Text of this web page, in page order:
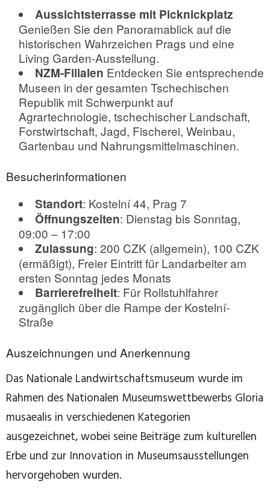
Aussichtsterrasse mit Picknickplatz
Genießen Sie den Panoramablick auf die
historischen Wahrzeichen Prags und eine
Living Garden-Ausstellung.
NZM-Filialen Entdecken Sie entsprechende
Museen in der gesamten Tschechischen
Republik mit Schwerpunkt auf
Agrartechnologie, tschechischer Landschaft,
Forstwirtschaft, Jagd, Fischerei, Weinbau,
Gartenbau und Nahrungsmittelmaschinen.
Besucherinformationen
Standort: Kostelní 44, Prag 7
Öffnungszeiten: Dienstag bis Sonntag,
09:00 – 17:00
Zulassung: 200 CZK (allgemein), 100 CZK
(ermäßigt), Freier Eintritt für Landarbeiter am
ersten Sonntag jedes Monats
Barrierefreiheit: Für Rollstuhlfahrer
zugänglich über die Rampe der Kostelní-
Straße
Auszeichnungen und Anerkennung
Das Nationale Landwirtschaftsmuseum wurde im
Rahmen des Nationalen Museumswettbewerbs Gloria
musaealis in verschiedenen Kategorien
ausgezeichnet, wobei seine Beiträge zum kulturellen
Erbe und zur Innovation in Museumsausstellungen
hervorgehoben wurden.